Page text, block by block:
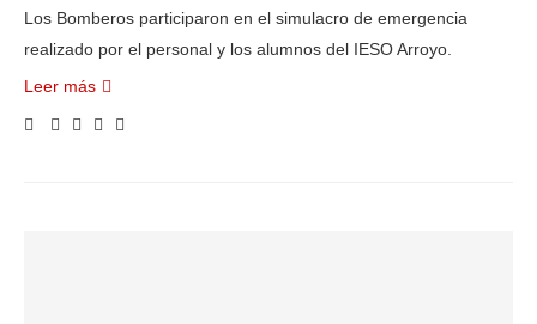
Los Bomberos participaron en el simulacro de emergencia
realizado por el personal y los alumnos del IESO Arroyo.
Leer más